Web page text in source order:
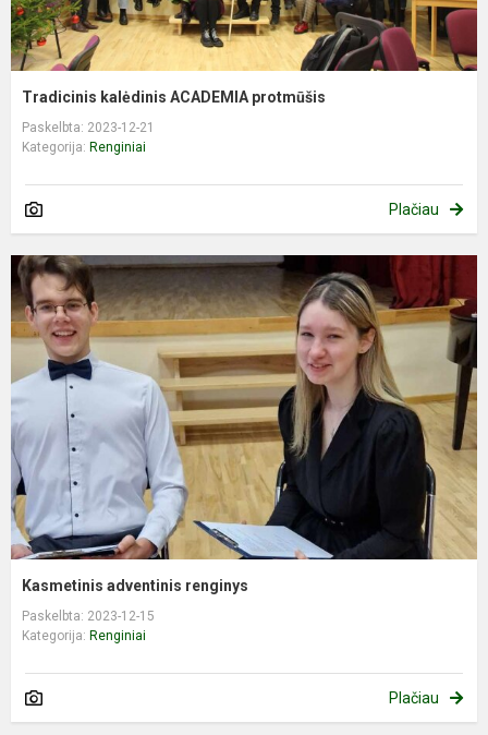
Tradicinis kalėdinis ACADEMIA protmūšis
Paskelbta: 2023-12-21
Kategorija: Renginiai
Plačiau
Kasmetinis adventinis renginys
Paskelbta: 2023-12-15
Kategorija: Renginiai
Plačiau